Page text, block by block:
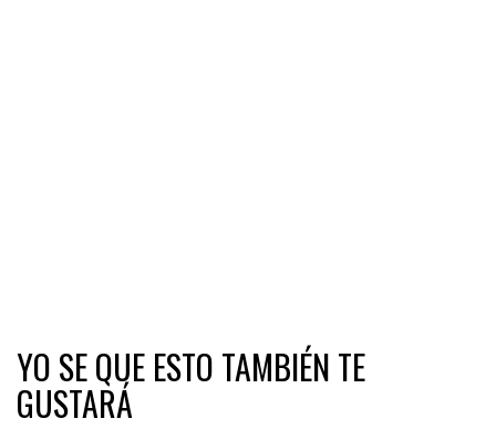
YO SE QUE ESTO TAMBIÉN TE
GUSTARÁ